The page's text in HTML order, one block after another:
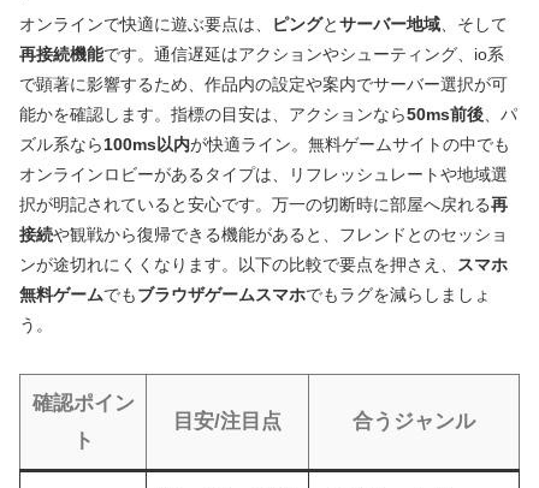
オンラインで快適に遊ぶ要点は、 ピングとサーバー地域、そして
再接続機能です。通信遅延はアクションやシューティング、io系
で顕著に影響するため、作品内の設定や案内でサーバー選択が可
能かを確認します。指標の目安は、アクションなら50ms前後、パ
ズル系なら100ms以内が快適ライン。無料ゲームサイトの中でも
オンラインロビーがあるタイプは、リフレッシュレートや地域選
択が明記されていると安心です。万一の切断時に部屋へ戻れる再
接続や観戦から復帰できる機能があると、フレンドとのセッショ
ンが途切れにくくなります。以下の比較で要点を押さえ、 スマホ
無料ゲームでもブラウザゲームスマホでもラグを減らしましょ
う。
確認ポイン
ト
目安/注目点 合うジャンル